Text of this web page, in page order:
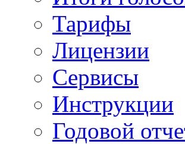
Тарифы
Лицензии
Сервисы
Инструкции
Годовой